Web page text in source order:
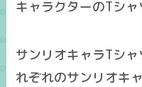
キャラクターのTシャ
サンリオキャラTシ
れぞれのサンリオキ